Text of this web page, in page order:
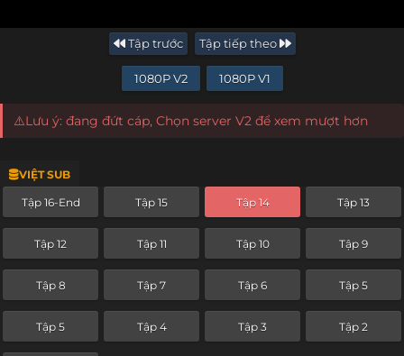
Tập trước Tập tiếp theo
1080P V2 1080P V1
⚠️Lưu ý: đang đứt cáp, Chọn server V2 để xem mượt hơn
VIỆT SUB
Tập 16-End Tập 15 Tập 14 Tập 13
Tập 12 Tập 11 Tập 10 Tập 9
Tập 8 Tập 7 Tập 6 Tập 5
Tập 5 Tập 4 Tập 3 Tập 2